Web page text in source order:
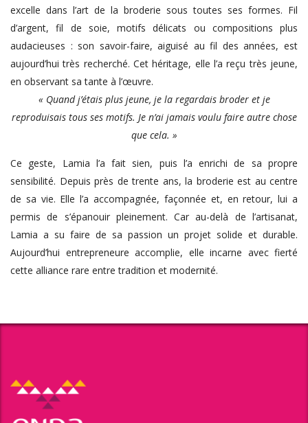
excelle dans l’art de la broderie sous toutes ses formes. Fil
d’argent, fil de soie, motifs délicats ou compositions plus
audacieuses : son savoir-faire, aiguisé au fil des années, est
aujourd’hui très recherché. Cet héritage, elle l’a reçu très jeune,
en observant sa tante à l’œuvre.
« Quand j’étais plus jeune, je la regardais broder et je
reproduisais tous ses motifs. Je n’ai jamais voulu faire autre chose
que cela. »
Ce geste, Lamia l’a fait sien, puis l’a enrichi de sa propre
sensibilité. Depuis près de trente ans, la broderie est au centre
de sa vie. Elle l’a accompagnée, façonnée et, en retour, lui a
permis de s’épanouir pleinement. Car au-delà de l’artisanat,
Lamia a su faire de sa passion un projet solide et durable.
Aujourd’hui entrepreneure accomplie, elle incarne avec fierté
cette alliance rare entre tradition et modernité.